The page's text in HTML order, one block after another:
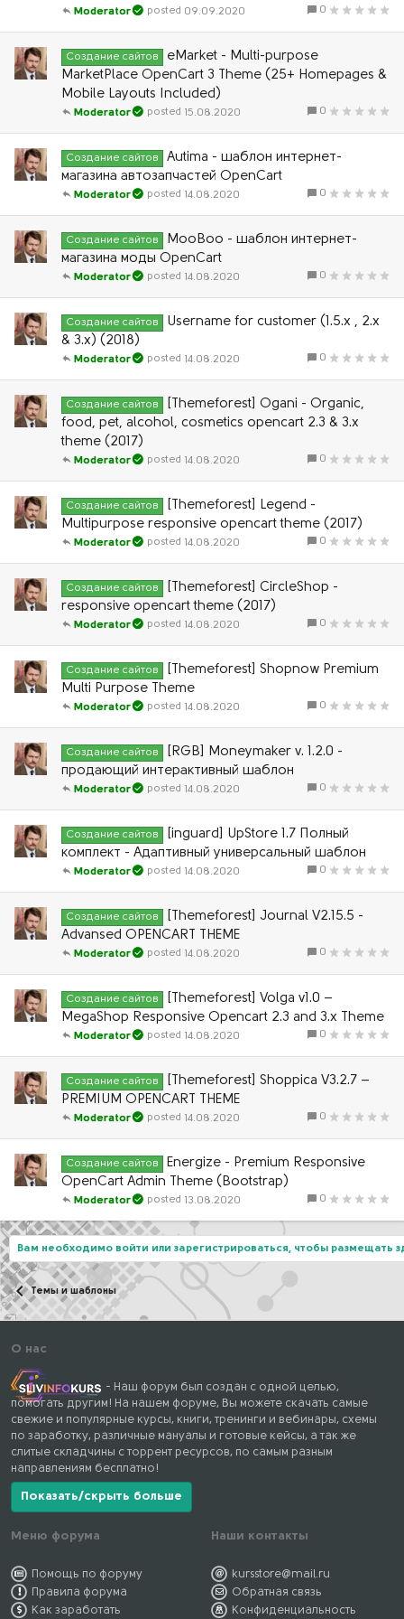
0
09.09.2020
Moderator
Создание сайтов
eMarket - Multi-purpose
MarketPlace OpenCart 3 Theme (25+ Homepages &
Mobile Layouts Included)
0
15.08.2020
Moderator
Создание сайтов
Autima - шаблон интернет-
магазина автозапчастей OpenCart
0
14.08.2020
Moderator
Создание сайтов
MooBoo - шаблон интернет-
магазина моды OpenCart
0
14.08.2020
Moderator
Создание сайтов
Username for customer (1.5.x , 2.x
& 3.x) (2018)
0
14.08.2020
Moderator
Создание сайтов
[Themeforest] Ogani - Organic,
food, pet, alcohol, cosmetics opencart 2.3 & 3.x
theme (2017)
0
14.08.2020
Moderator
Создание сайтов
[Themeforest] Legend -
Multipurpose responsive opencart theme (2017)
0
14.08.2020
Moderator
Создание сайтов
[Themeforest] CircleShop -
responsive opencart theme (2017)
0
14.08.2020
Moderator
Создание сайтов
[Themeforest] Shopnow Premium
Multi Purpose Theme
0
14.08.2020
Moderator
Создание сайтов
[RGB] Moneymaker v. 1.2.0 -
продающий интерактивный шаблон
0
14.08.2020
Moderator
Создание сайтов
[inguard] UpStore 1.7 Полный
комплект - Адаптивный универсальный шаблон
0
14.08.2020
Moderator
Создание сайтов
[Themeforest] Journal V2.15.5 -
Advansed OPENCART THEME
0
14.08.2020
Moderator
Создание сайтов
[Themeforest] Volga v1.0 –
MegaShop Responsive Opencart 2.3 and 3.x Theme
0
14.08.2020
Moderator
Создание сайтов
[Themeforest] Shoppica V3.2.7 –
PREMIUM OPENCART THEME
0
14.08.2020
Moderator
Создание сайтов
Energize - Premium Responsive
OpenCart Admin Theme (Bootstrap)
0
13.08.2020
Moderator
Вам необходимо войти или зарегистрироваться, чтобы размещать
Темы и шаблоны
О нас
- Наш форум был создан с одной целью,
помогать другим! На нашем форуме, Вы можете скачать самые
свежие и популярные курсы, книги, тренинги и вебинары, схемы
по заработку, различные мануалы и готовые кейсы, а так же
слитые складчины с торрент ресурсов, по самым разным
направлениям бесплатно!
Показать/скрыть больше
Меню форума
Помощь по форуму
Правила форума
Как заработать
Наши контакты
kursstore@mail.ru
Обратная связь
Конфиденциальность